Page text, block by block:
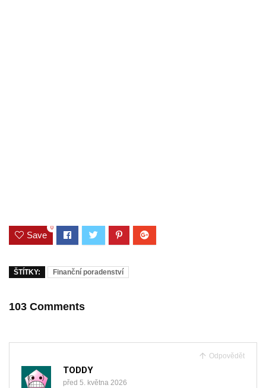
Save
0
ŠTÍTKY: Finanční poradenství
103 Comments
Odpovědět
TODDY
před 5. května 2026